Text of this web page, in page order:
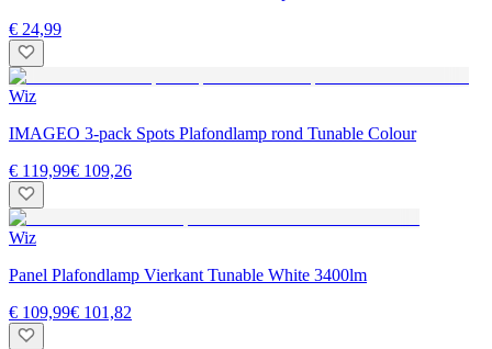
€ 24,99
Wiz
IMAGEO 3-pack Spots Plafondlamp rond Tunable Colour
€ 119,99€ 109,26
Wiz
Panel Plafondlamp Vierkant Tunable White 3400lm
€ 109,99€ 101,82